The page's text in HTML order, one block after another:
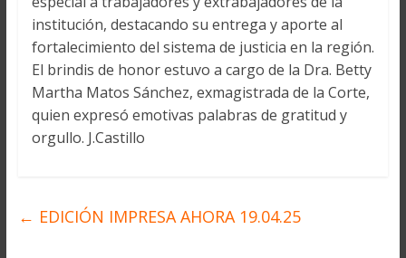
institución, destacando su entrega y aporte al
fortalecimiento del sistema de justicia en la región.
El brindis de honor estuvo a cargo de la Dra. Betty
Martha Matos Sánchez, exmagistrada de la Corte,
quien expresó emotivas palabras de gratitud y
orgullo. J.Castillo
← EDICIÓN IMPRESA AHORA 19.04.25